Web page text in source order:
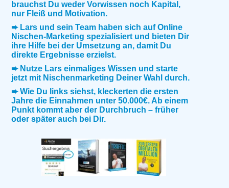
brauchst Du weder Vorwissen noch Kapital,
nur Fleiß und Motivation.
➨ Lars und sein Team haben sich auf Online
Nischen-Marketing spezialisiert und bieten Dir
ihre Hilfe bei der Umsetzung an, damit Du
direkte Ergebnisse erzielst.
➨ Nutze Lars einmaliges Wissen und starte
jetzt mit Nischenmarketing Deiner Wahl durch.
➨ Wie Du links siehst, kleckerten die ersten
Jahre die Einnahmen unter 50.000€. Ab einem
Punkt kommt aber der Durchbruch – früher
oder später auch bei Dir.